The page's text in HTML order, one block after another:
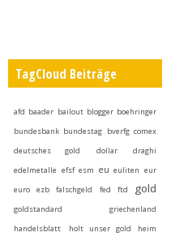
TagCloud Beiträge
afd baader bailout blogger boehringer
bundesbank bundestag bverfg comex
deutsches gold
dollar
draghi
edelmetalle efsf esm eu euliten eur
euro
ezb falschgeld fed ftd gold
goldstandard
griechenland
handelsblatt
holt unser gold heim